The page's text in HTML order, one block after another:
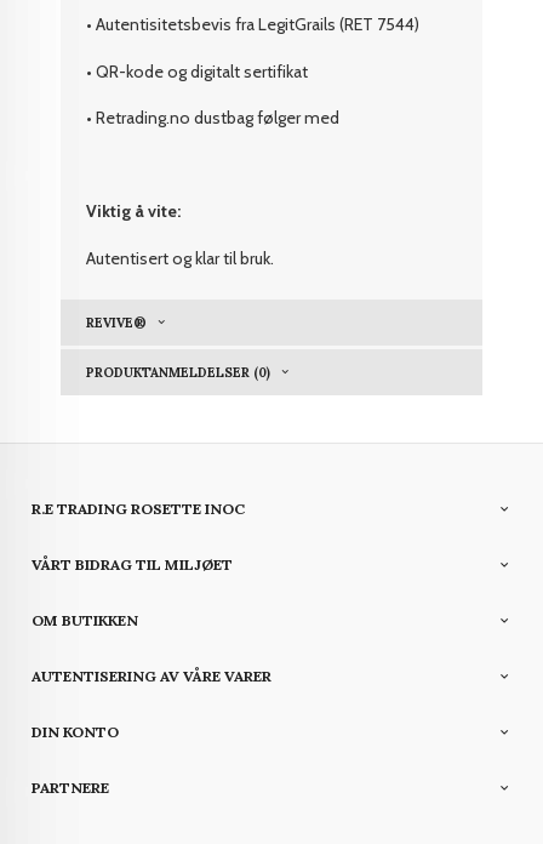
• Autentisitetsbevis fra LegitGrails (RET 7544)
• QR-kode og digitalt sertifikat
• Retrading.no dustbag følger med
Viktig å vite:
Autentisert og klar til bruk.
REVIVE®
PRODUKTANMELDELSER (0)
R.E TRADING ROSETTE INOC
VÅRT BIDRAG TIL MILJØET
OM BUTIKKEN
AUTENTISERING AV VÅRE VARER
DIN KONTO
PARTNERE